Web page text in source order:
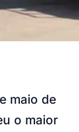
maio de
o maior